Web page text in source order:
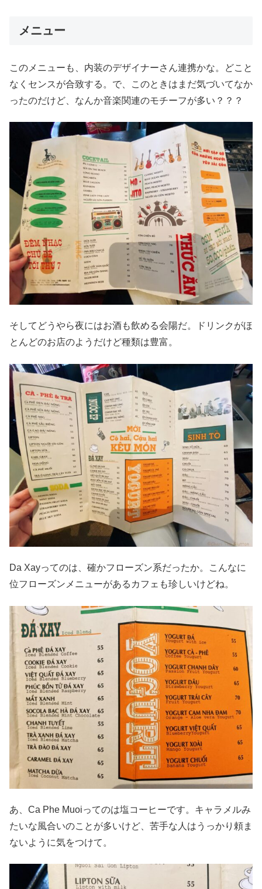
メニュー
このメニューも、内装のデザイナーさん連携かな。どこと
なくセンスが合致する。で、このときはまだ気づいてなか
ったのだけど、なんか音楽関連のモチーフが多い？？？
そしてどうやら夜にはお酒も飲める会陽だ。ドリンクがほ
とんどのお店のようだけど種類は豊富。
Da Xayってのは、確かフローズン系だったか。こんなに
位フローズンメニューがあるカフェも珍しいけどね。
あ、Ca Phe Muoiってのは塩コーヒーです。キャラメルみ
たいな風合いのことが多いけど、苦手な人はうっかり頼ま
ないように気をつけて。